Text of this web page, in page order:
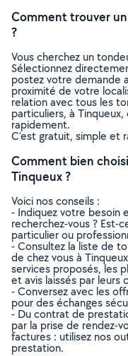
Comment trouver
?
Vous cherchez un
Sélectionnez
postez votre demande
proximité de votre
relation avec tous les
particuliers, à
rapidement.
C’est gratuit, simple et
Comment bien
Tinqueux ?
Voici nos conseils :
- Indiquez votre besoin
recherchez-vous ? Est-
particulier ou
- Consultez la liste de
de chez vous à
services proposés, les
et avis laissés par leurs
- Conversez avec les
pour des échanges
- Du contrat de
par la prise de rendez-
factures : utilisez nos
prestation.